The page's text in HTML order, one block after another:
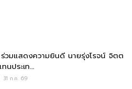
วมแสดงความยินดี นายรุ่งโรจน์ จิตต
ประเท...
31 ก.ค. 69